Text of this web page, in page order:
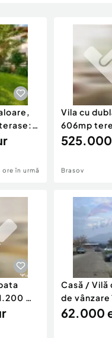
profesionale
si Vehicule
ore în urmă
Vila cu
606mp
Resedinta
Brasov
mp
Pia
Casă / Vilă
de vânzare
Periferie
62.000